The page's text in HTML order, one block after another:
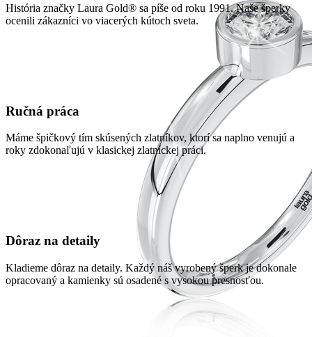
História značky Laura Gold® sa píše od roku 1991. Naše šperky
ocenili zákazníci vo viacerých kútoch sveta.
Ručná práca
Máme špičkový tím skúsených zlatníkov, ktorí sa naplno venujú a
roky zdokonaľujú v klasickej zlatníckej práci.
Dôraz na detaily
Kladieme dôraz na detaily. Každý náš vyrobený šperk je dokonale
opracovaný a kamienky sú osadené s vysokou presnosťou.